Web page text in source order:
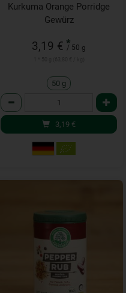
Kurkuma Orange Porridge
Gewürz
3,19 € *
/ 50 g
50 g
Anzahl
3,19 €